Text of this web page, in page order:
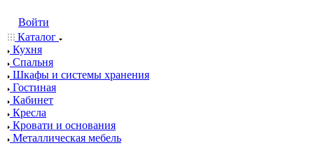
Войти
Каталог
Кухня
Спальня
Шкафы и системы хранения
Гостиная
Кабинет
Кресла
Кровати и основания
Металлическая мебель